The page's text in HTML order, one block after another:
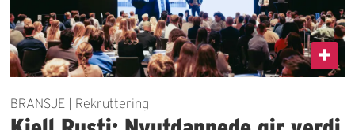
BRANSJE | Rekruttering